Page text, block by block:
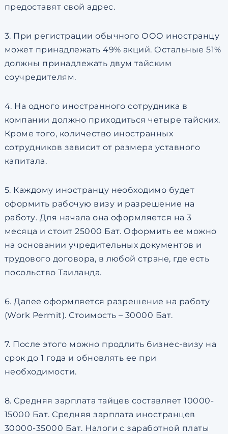
предоставят свой адрес.
3. При регистрации обычного ООО иностранцу
может принадлежать 49% акций. Остальные 51%
должны принадлежать двум тайским
соучредителям.
4. На одного иностранного сотрудника в
компании должно приходиться четыре тайских.
Кроме того, количество иностранных
сотрудников зависит от размера уставного
капитала.
5. Каждому иностранцу необходимо будет
оформить рабочую визу и разрешение на
работу. Для начала она оформляется на 3
месяца и стоит 25000 Бат. Оформить ее можно
на основании учредительных документов и
трудового договора, в любой стране, где есть
посольство Таиланда.
6. Далее оформляется разрешение на работу
(Work Permit). Стоимость – 30000 Бат.
7. После этого можно продлить бизнес-визу на
срок до 1 года и обновлять ее при
необходимости.
8. Средняя зарплата тайцев составляет 10000-
15000 Бат. Средняя зарплата иностранцев
30000-35000 Бат. Налоги с заработной платы